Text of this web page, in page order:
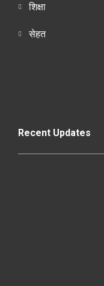
शिक्षा
सेहत
Recent Updates